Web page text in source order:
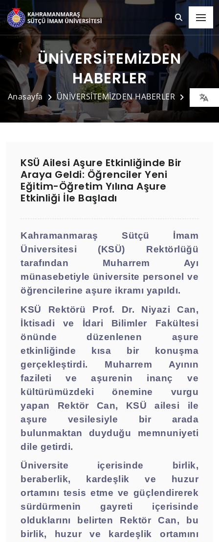
ÜNİVERSİTEMİZDEN
HABERLER
Anasayfa ÜNİVERSİTEMİZDEN HABERLER Detay
KSÜ Ailesi Aşure Etkinliğinde Bir
Araya Geldi: Öğrenciler Yeni
Eğitim-Öğretim Yılına Aşure
Etkinliği İle Başladı
Kahramanmaraş Sütçü İmam
Üniversitesi (KSÜ) Rektörlüğü
tarafından Muharrem Ayı
münasebetiyle üniversite personel ve
öğrencilerine aşure ikramı yapıldı.
KSÜ Rektörü Prof. Dr. Niyazi Can,
İktisadi ve İdari Bilimler Fakültesi
önünde düzenlenen aşure
etkinliğinde kısa bir konuşma
gerçekleştirdi. Muharrem Ayının
fazileti ve aşurenin inanç ve
kültürümüzdeki önemine vurgu
yapan Rektör Can, KSÜ ailesi ile
aşure vesilesiyle bir arada
bulunmaktan duyduğu memnuniyeti
dile getirdi.
Üniversite içerisinde birlik,
beraberlik, kardeşlik ve huzur
ortamını tesis etme ve güçlendirerek
sürdürmenin gayreti içerisinde
olduklarını belirten Rektör Can, bu
birlik, huzur ve kardeşlik ortamını